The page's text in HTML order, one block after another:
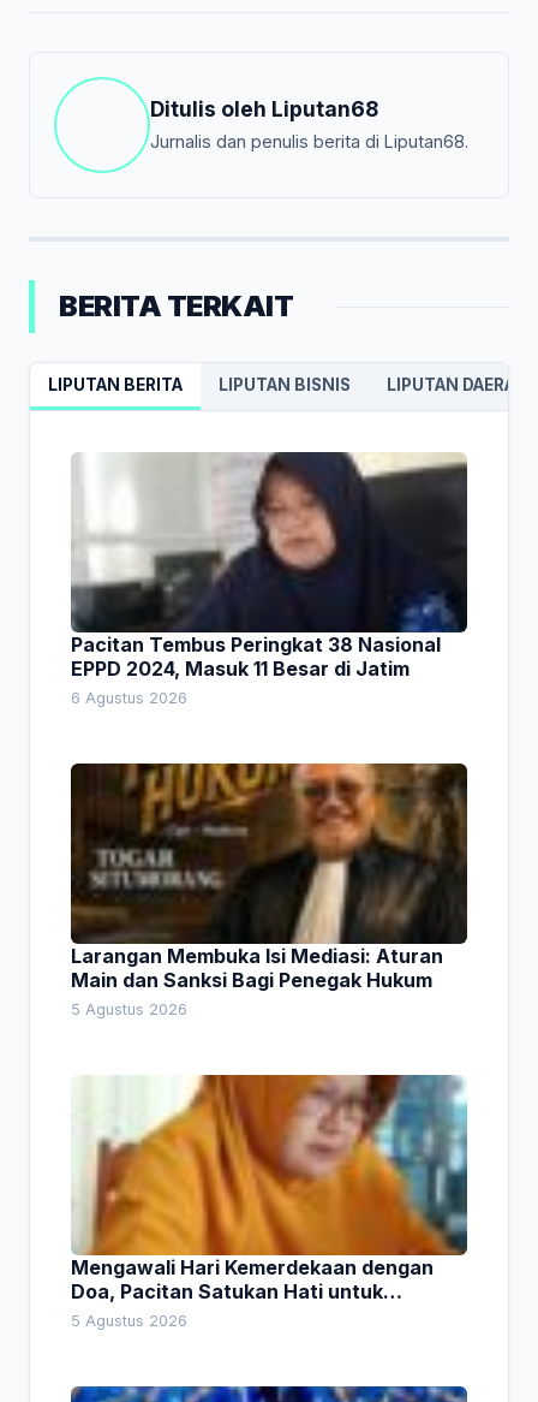
Ditulis oleh Liputan68
Jurnalis dan penulis berita di Liputan68.
BERITA TERKAIT
LIPUTAN BERITA LIPUTAN BISNIS LIPUTAN DAERAH
Pacitan Tembus Peringkat 38 Nasional
EPPD 2024, Masuk 11 Besar di Jatim
6 Agustus 2026
Larangan Membuka Isi Mediasi: Aturan
Main dan Sanksi Bagi Penegak Hukum
5 Agustus 2026
Mengawali Hari Kemerdekaan dengan
Doa, Pacitan Satukan Hati untuk
Indonesia
5 Agustus 2026